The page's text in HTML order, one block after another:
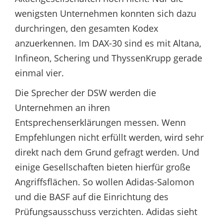
wenigsten Unternehmen konnten sich dazu
durchringen, den gesamten Kodex
anzuerkennen. Im DAX-30 sind es mit Altana,
Infineon, Schering und ThyssenKrupp gerade
einmal vier.
Die Sprecher der DSW werden die
Unternehmen an ihren
Entsprechenserklärungen messen. Wenn
Empfehlungen nicht erfüllt werden, wird sehr
direkt nach dem Grund gefragt werden. Und
einige Gesellschaften bieten hierfür große
Angriffsflächen. So wollen Adidas-Salomon
und die BASF auf die Einrichtung des
Prüfungsausschuss verzichten. Adidas sieht